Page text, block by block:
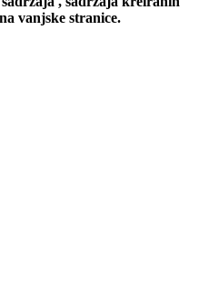
vanjske stranice.